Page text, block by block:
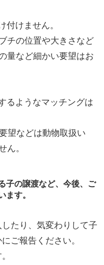
付けません。
チの位置や大きさなど
量など細かい要望はお
るようなマッチングは
望などは動物取扱い
ん。
子の譲渡など、今後、ご
ます。
たり、気変わりして子
ご報告ください。